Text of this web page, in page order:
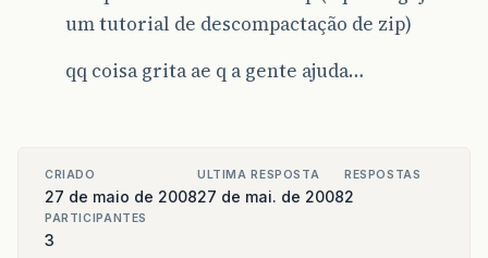
um tutorial de descompactação de zip)
qq coisa grita ae q a gente ajuda…
CRIADO
27 de maio de 2008
ULTIMA RESPOSTA
27 de mai. de 2008
RESPOSTAS
2
PARTICIPANTES
3